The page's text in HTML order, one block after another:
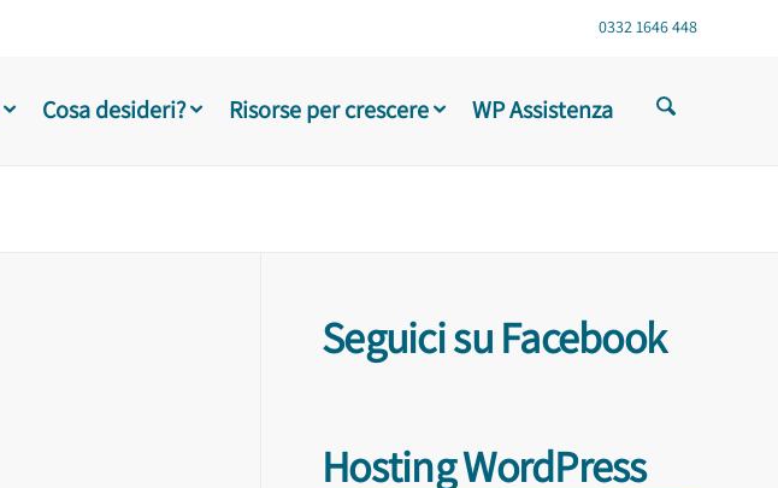
0332 1646 448
Cosa desideri? Risorse per crescere WP Assistenza
Seguici su Facebook
Hosting WordPress